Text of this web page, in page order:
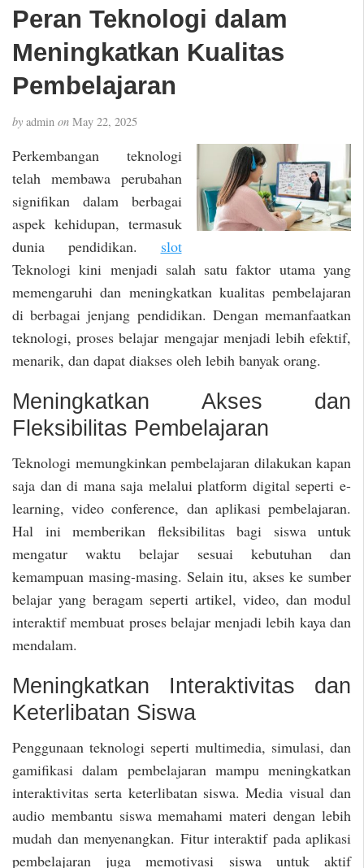
Peran Teknologi dalam
Meningkatkan Kualitas
Pembelajaran
by admin on May 22, 2025
Perkembangan teknologi
telah membawa perubahan
signifikan dalam berbagai
aspek kehidupan, termasuk
dunia pendidikan. slot
Teknologi kini menjadi salah satu faktor utama yang
memengaruhi dan meningkatkan kualitas pembelajaran
di berbagai jenjang pendidikan. Dengan memanfaatkan
teknologi, proses belajar mengajar menjadi lebih efektif,
menarik, dan dapat diakses oleh lebih banyak orang.
Meningkatkan Akses dan
Fleksibilitas Pembelajaran
Teknologi memungkinkan pembelajaran dilakukan kapan
saja dan di mana saja melalui platform digital seperti e-
learning, video conference, dan aplikasi pembelajaran.
Hal ini memberikan fleksibilitas bagi siswa untuk
mengatur waktu belajar sesuai kebutuhan dan
kemampuan masing-masing. Selain itu, akses ke sumber
belajar yang beragam seperti artikel, video, dan modul
interaktif membuat proses belajar menjadi lebih kaya dan
mendalam.
Meningkatkan Interaktivitas dan
Keterlibatan Siswa
Penggunaan teknologi seperti multimedia, simulasi, dan
gamifikasi dalam pembelajaran mampu meningkatkan
interaktivitas serta keterlibatan siswa. Media visual dan
audio membantu siswa memahami materi dengan lebih
mudah dan menyenangkan. Fitur interaktif pada aplikasi
pembelajaran juga memotivasi siswa untuk aktif